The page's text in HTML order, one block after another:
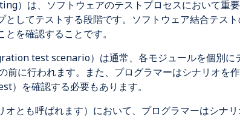
）は、ソフトウェアのテストプロセスにおいて重
としてテストする段階です。ソフトウェア結合テス
を確認することです。
test scenario）は通常、各モジュールを個別に
前に行われます。また、プログラマーはシナリオを
）を確認する必要もあります。
オとも呼ばれます）において、プログラマーはシナ